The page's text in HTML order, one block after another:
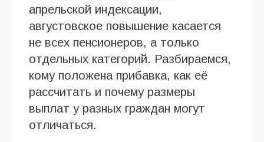
апрельской индексации,
августовское повышение касается
не всех пенсионеров, а только
отдельных категорий. Разбираемся,
кому положена прибавка, как её
рассчитать и почему размеры
выплат у разных граждан могут
отличаться.